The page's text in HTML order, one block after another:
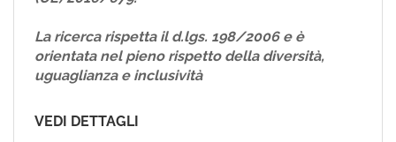
La ricerca rispetta il d.lgs. 198/2006 e è
orientata nel pieno rispetto della diversità,
uguaglianza e inclusività
VEDI DETTAGLI